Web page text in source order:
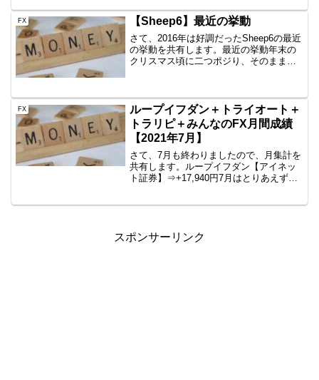
年8月29日～2016年9月2日のシストレi-
NET...
FX 【Sheep6】最近の挙動
さて、2016年は好調だったSheep6の最近
の挙動を共有します。最近の挙動年末の
クリスマス頃に二つポジり、そのまま年
乗り越えてます。利用者が増えた途端こ
れです。EA...
FX
ループイフダン＋トライオート＋
トラリピ＋みんなのFX月間成績
【2021年7月】
さて、7月も終わりましたので、月集計を
共有します。ループイフダン【アイネッ
ト証券】⇒+17,940円7月はとりあえず稼
スポンサーリンク